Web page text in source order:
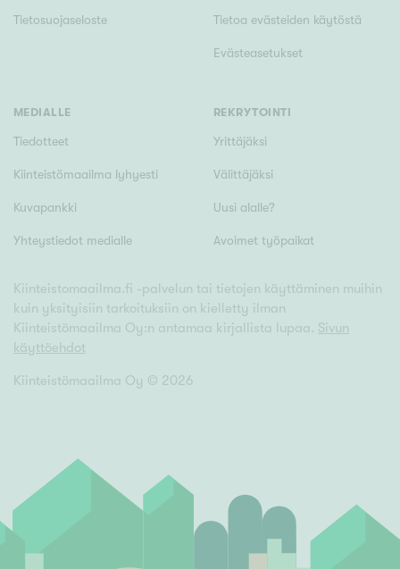
Arvokohteet
Kunto
Hyvä
Tyydyttävä
Välttävä
Hissi
Järvi- tai merinäköala
Maalämpö
Oma ranta
Senioriasunto
Tietosuojaseloste Tietoa evästeiden käytöstä
Evästeasetukset
MEDIALLE
Tiedotteet
Kiinteistömaailma lyhyesti
Kuvapankki
Yhteystiedot medialle
REKRYTOINTI
Yrittäjäksi
Välittäjäksi
Uusi alalle?
Avoimet työpaikat
Kiinteistomaailma.fi -palvelun tai tietojen käyttäminen muihin
kuin yksityisiin tarkoituksiin on kielletty ilman
Kiinteistömaailma Oy:n antamaa kirjallista lupaa. Sivun
käyttöehdot
Kiinteistömaailma Oy © 2026